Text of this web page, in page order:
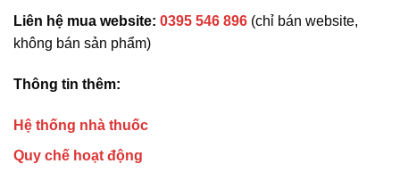
Liên hệ mua website: 0395 546 896 (chỉ bán website,
không bán sản phẩm)
Thông tin thêm:
Hệ thống nhà thuốc
Quy chế hoạt động